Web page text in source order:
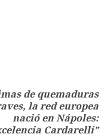
de quemaduras
la red europea
nació en Nápoles:
Cardarelli”